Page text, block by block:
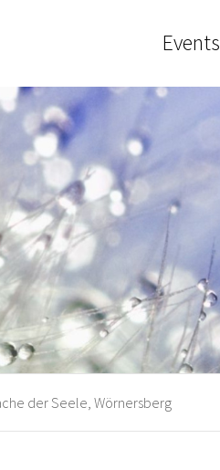
Events
der Seele, Wörnersberg